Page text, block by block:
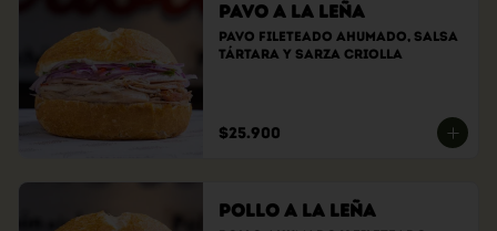
Pavo a la Leña
Pavo fileteado ahumado, Salsa
tártara y sarza criolla
$25.900
Pollo a la Leña